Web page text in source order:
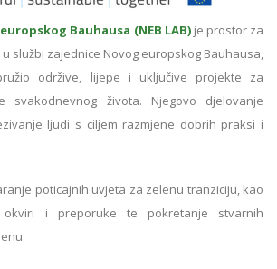
Bauhausa (NEB LAB)je prostor za
službi zajednice Novog europskog Bauhausa,
održive, lijepe i uključive projekte za
svakodnevnog života. Njegovo djelovanje
ljudi s ciljem razmjene dobrih praksi i
poticajnih uvjeta za zelenu tranziciju, kao
i preporuke te pokretanje stvarnih